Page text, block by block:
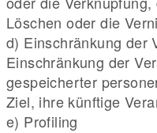
Löschen oder die
d) Einschränkung der
Einschränkung der
gespeicherter
Ziel, ihre künftige
e) Profiling